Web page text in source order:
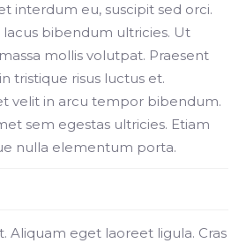
interdum eu, suscipit sed orci.
bibendum ultricies. Ut
mollis volutpat. Praesent
tristique risus luctus et.
velit in arcu tempor bibendum.
sem egestas ultricies. Etiam
nulla elementum porta.
Aliquam eget laoreet ligula. Cras